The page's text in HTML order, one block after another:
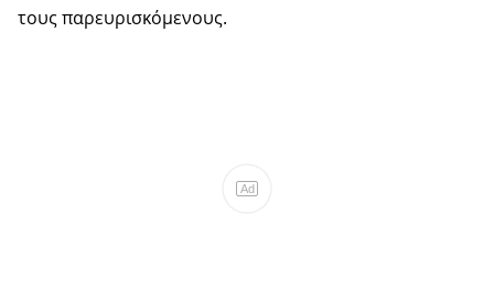
τους παρευρισκόμενους.
Ad